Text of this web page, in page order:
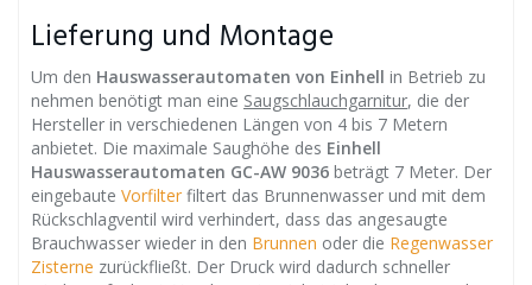
Lieferung und Montage
Um den Hauswasserautomaten von Einhell in Betrieb zu
nehmen benötigt man eine Saugschlauchgarnitur, die der
Hersteller in verschiedenen Längen von 4 bis 7 Metern
anbietet. Die maximale Saughöhe des Einhell
Hauswasserautomaten GC-AW 9036 beträgt 7 Meter. Der
eingebaute Vorfilter filtert das Brunnenwasser und mit dem
Rückschlagventil wird verhindert, dass das angesaugte
Brauchwasser wieder in den Brunnen oder die Regenwasser
Zisterne zurückfließt. Der Druck wird dadurch schneller